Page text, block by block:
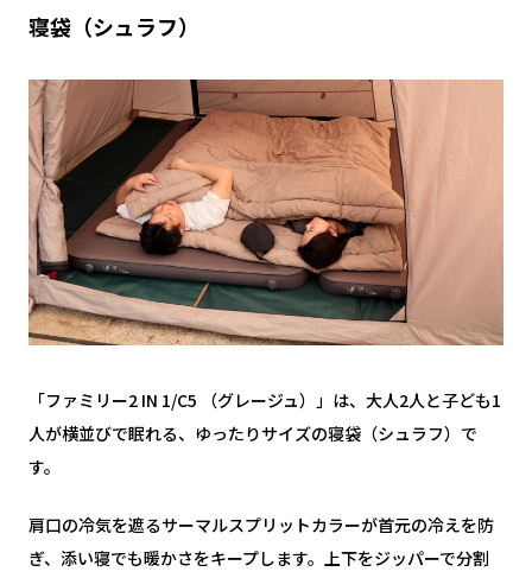
寝袋（シュラフ）
「ファミリー2 IN 1/C5 （グレージュ）」は、大人2人と子ども1
人が横並びで眠れる、ゆったりサイズの寝袋（シュラフ）で
す。
肩口の冷気を遮るサーマルスプリットカラーが首元の冷えを防
ぎ、添い寝でも暖かさをキープします。上下をジッパーで分割